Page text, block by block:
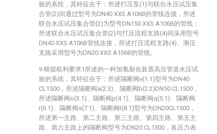
验的系统，其特征在于：所述打压泵(1)与联合水压试压集
合管(2)间通过型号为DN40 XXS A106B的管线连接，所述
联合水压试压集合管(2)为型号DN150 XXS A106B的管线；
所述联合水压试压集合管(2)与打压流程支路(4)间采用型号
DN40 XXS A106B管线连接，所述打压流程支路(4)、测压
支路采用型号为DN20 XXS A106B的管线。
9.根据权利要求1所述的一种加氢裂化装置高压管道水压试
验的系统，其特征在于：所述隔断阀v(1.1)型号为DN40
CL1500，所述隔断阀a(2.3)、隔断阀b(2.2)DN50 CL1500，
所述隔断阀o(3.1)、隔断阀p(4.1)、隔断阀q(5.1)、隔断阀
r(6.1)、隔断阀s(7.1)、隔断阀t(8.1)型号为DN20CL1500，
所述第一主路、第二主路、第三主路、第四主路、第五主
路、第六主路上的隔断阀型号为DN20 CL1500，各压力表